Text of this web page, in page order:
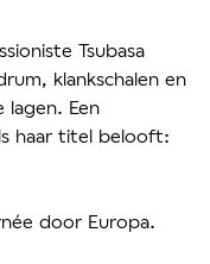
Tsubasa
klankschalen en
lagen. Een
haar titel belooft:
door Europa.